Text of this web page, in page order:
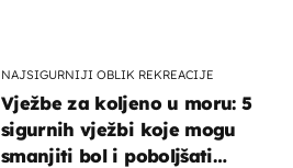
NAJSIGURNIJI OBLIK REKREACIJE
Vježbe za koljeno u moru: 5
sigurnih vježbi koje mogu
smanjiti bol i poboljšati